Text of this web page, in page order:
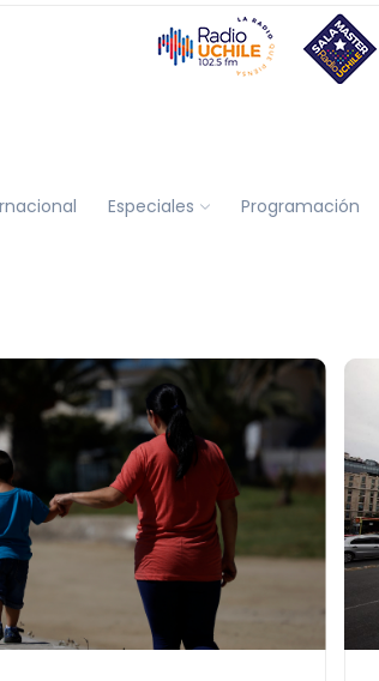
Especiales Programación